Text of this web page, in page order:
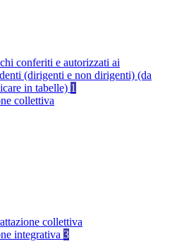
conferiti e autorizzati ai
(dirigenti e non dirigenti) (da
in tabelle) 1
collettiva
collettiva
integrativa 3